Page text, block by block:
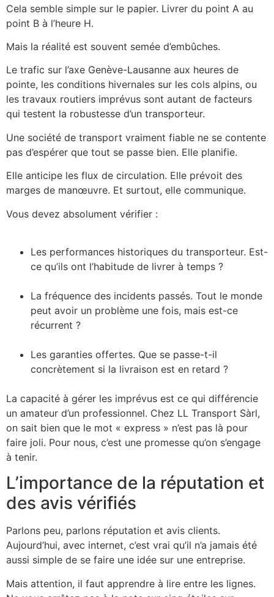
Cela semble simple sur le papier. Livrer du point A au
point B à l’heure H.
Mais la réalité est souvent semée d’embûches.
Le trafic sur l’axe Genève-Lausanne aux heures de
pointe, les conditions hivernales sur les cols alpins, ou
les travaux routiers imprévus sont autant de facteurs
qui testent la robustesse d’un transporteur.
Une société de transport vraiment fiable ne se contente
pas d’espérer que tout se passe bien. Elle planifie.
Elle anticipe les flux de circulation. Elle prévoit des
marges de manœuvre. Et surtout, elle communique.
Vous devez absolument vérifier :
Les performances historiques du transporteur. Est-
ce qu’ils ont l’habitude de livrer à temps ?
La fréquence des incidents passés. Tout le monde
peut avoir un problème une fois, mais est-ce
récurrent ?
Les garanties offertes. Que se passe-t-il
concrètement si la livraison est en retard ?
La capacité à gérer les imprévus est ce qui différencie
un amateur d’un professionnel. Chez LL Transport Sàrl,
on sait bien que le mot « express » n’est pas là pour
faire joli. Pour nous, c’est une promesse qu’on s’engage
à tenir.
L’importance de la réputation et
des avis vérifiés
Parlons peu, parlons réputation et avis clients.
Aujourd’hui, avec internet, c’est vrai qu’il n’a jamais été
aussi simple de se faire une idée sur une entreprise.
Mais attention, il faut apprendre à lire entre les lignes.